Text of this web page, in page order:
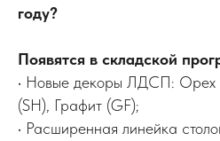
году?
Появятся в складской
• Новые декоры ЛДСП: Орех
(SH), Графит (GF);
• Расширенная линейка